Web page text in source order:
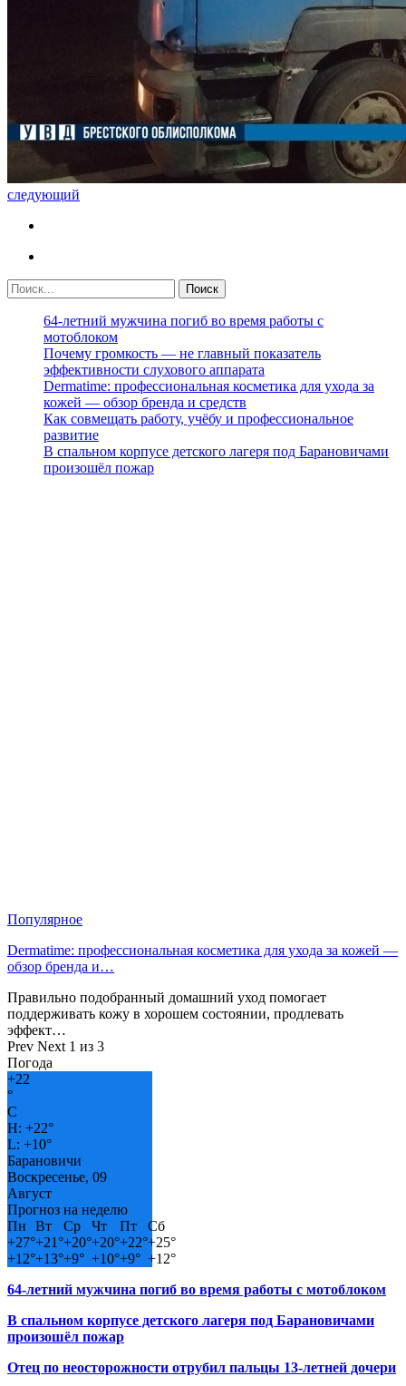
следующий
64-летний мужчина погиб во время работы с
мотоблоком
Почему громкость — не главный показатель
эффективности слухового аппарата
Dermatime: профессиональная косметика для ухода за
кожей — обзор бренда и средств
Как совмещать работу, учёбу и профессиональное
развитие
В спальном корпусе детского лагеря под Барановичами
произошёл пожар
Популярное
Dermatime: профессиональная косметика для ухода за кожей —
обзор бренда и…
Правильно подобранный домашний уход помогает
поддерживать кожу в хорошем состоянии, продлевать
эффект…
Prev Next 1 из 3
Погода
+22
°
C
H: +22°
L: +10°
Барановичи
Воскресенье, 09
Август
Прогноз на неделю
Пн
Вт Ср Чт Пт
Сб
+27°+21°+20°+20°+22°+25°
+12°+13°+9° +10°+9° +12°
64-летний мужчина погиб во время работы с мотоблоком
В спальном корпусе детского лагеря под Барановичами
произошёл пожар
Отец по неосторожности отрубил пальцы 13-летней дочери